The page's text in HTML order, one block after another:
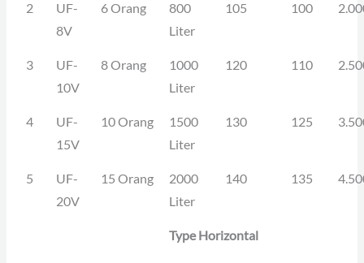
2
UF-
8V
6 Orang
800
Liter
105 100
3
UF-
10V
8 Orang
1000
Liter
120 110
4
UF-
15V
10 Orang
1500
Liter
130 125
5
UF-
20V
15 Orang
2000
Liter
140 135
Type Horizontal